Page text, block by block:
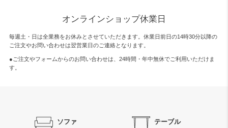
オンラインショップ休業日
毎週土・日は全業務をお休みとさせていただきます。休業日前日の14時30分以降の
ご注文やお問い合わせは翌営業日のご連絡となります。
●ご注文やフォームからのお問い合わせは、 24時間・年中無休でご利用いただけま
す。
ソファ テーブル